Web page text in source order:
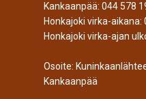
Kankaanpää: 044 578
Honkajoki virka-aikana:
Honkajoki virka-ajan
Osoite:
Kankaanpää